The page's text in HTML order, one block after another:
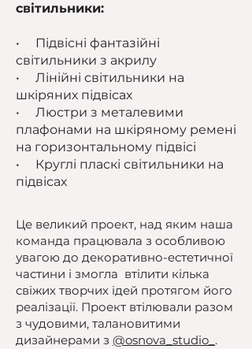
світильники:
• Підвісні фантазійні
світильники з акрилу
• Лінійні світильники на
шкіряних підвісах
• Люстри з металевими
плафонами на шкіряному ремені
на горизонтальному підвісі
• Круглі пласкі світильники на
підвісах
Це великий проект, над яким наша
команда працювала з особливою
увагою до декоративно-естетичної
частини і змогла втілити кілька
свіжих творчих ідей протягом його
реалізації. Проект втілювали разом
з чудовими, талановитими
дизайнерами з @osnova_studio_ .